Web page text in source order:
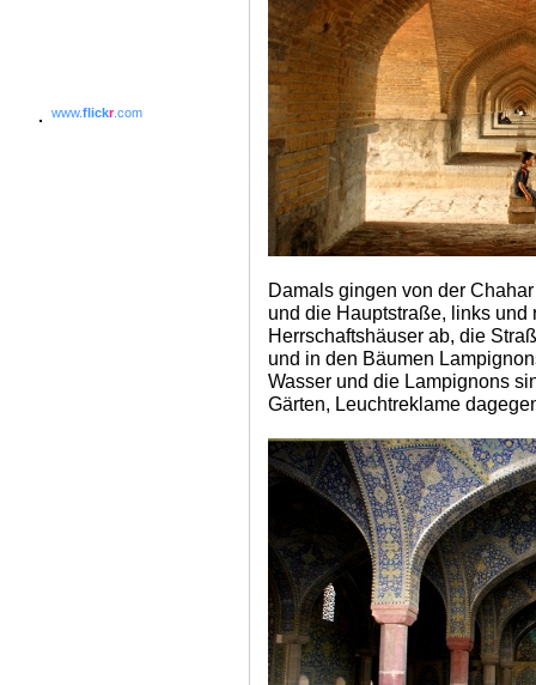
www.flickr.com
Damals gingen von der
und die Hauptstraße, links und
Herrschaftshäuser ab, die
und in den Bäumen
Wasser und die Lampignons
Gärten, Leuchtreklame